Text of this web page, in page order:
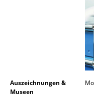
Kissen
Auszeichnungen &
Museen